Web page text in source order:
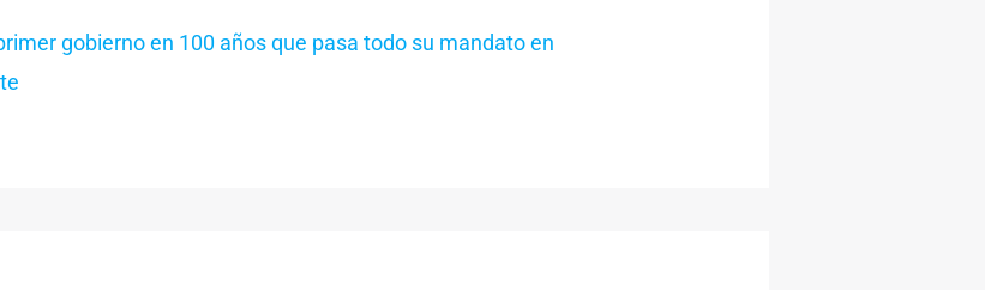
gobierno en 100 años que pasa todo su mandato en